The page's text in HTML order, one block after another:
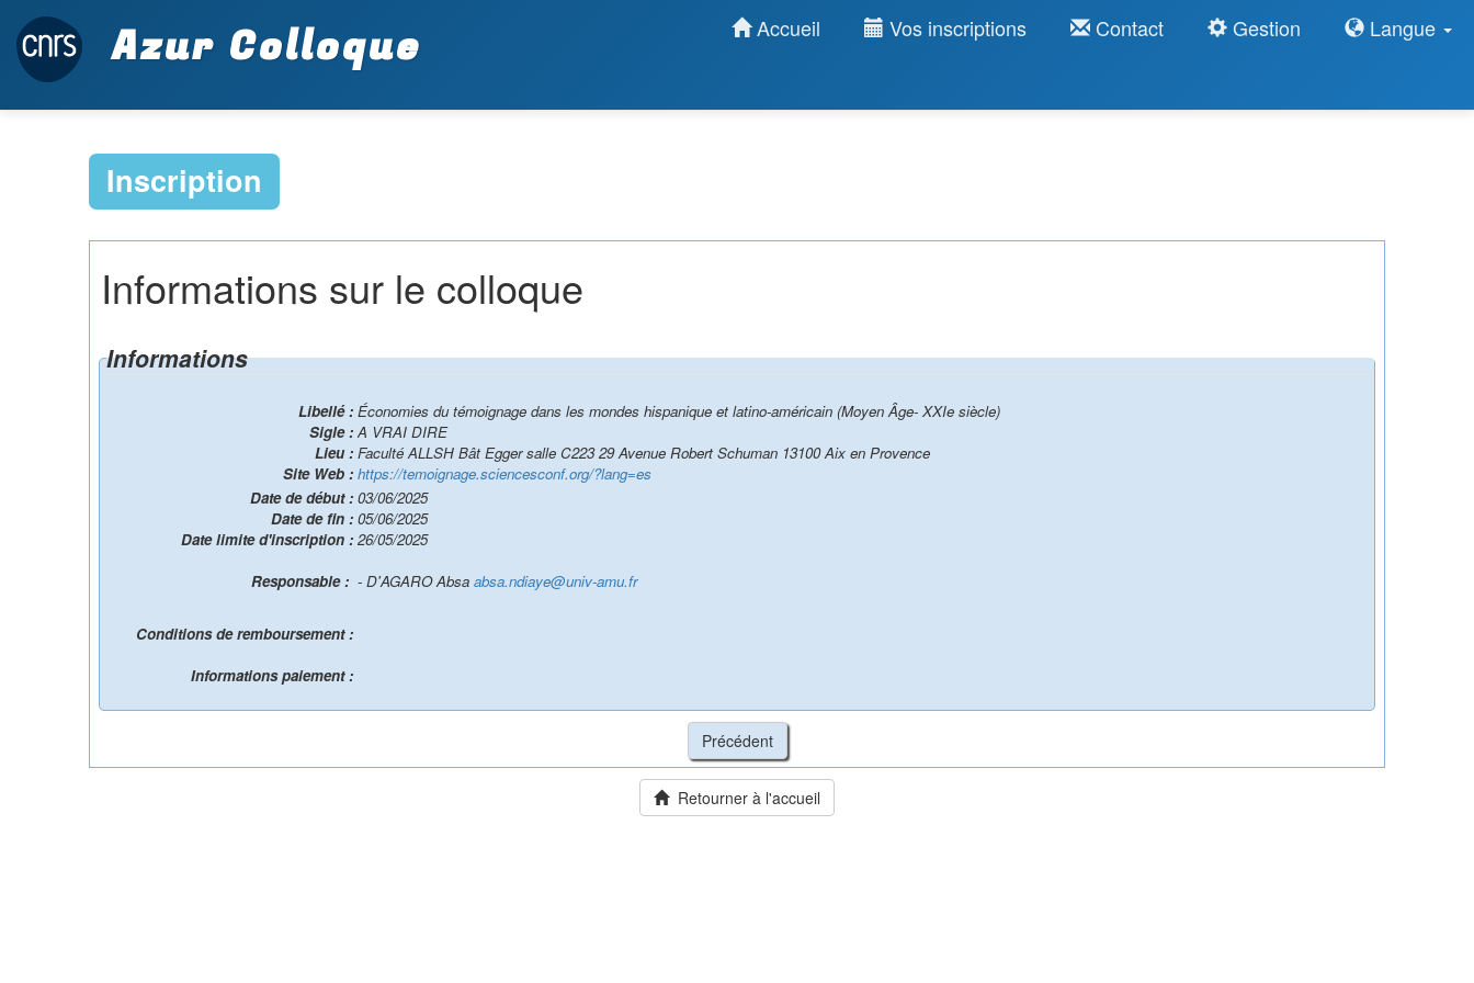
Azur Colloque Accueil Vos inscriptions Contact Gestion Langue
Inscription
Informations sur le colloque
Informations
Libellé : Économies du témoignage dans les mondes hispanique et latino-américain (Moyen Âge- XXIe siècle)
Sigle : A VRAI DIRE
Lieu : Faculté ALLSH Bât Egger salle C223 29 Avenue Robert Schuman 13100 Aix en Provence
Site Web : https://temoignage.sciencesconf.org/?lang=es
Date de début : 03/06/2025
Date de fin : 05/06/2025
Date limite d'inscription : 26/05/2025
- D'AGARO Absa absa.ndiaye@univ-amu.fr
Conditions de remboursement :
Informations paiement :
Retourner à l'accueil